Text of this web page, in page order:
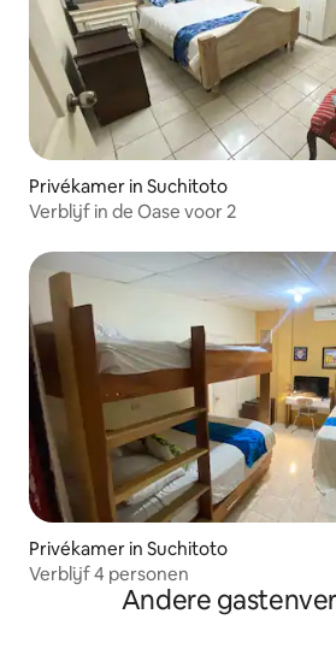
Privékamer in Suchitoto
Verblijf in de Oase voor 2
Privékamer in Suchitoto
Verblijf 4 personen
Andere